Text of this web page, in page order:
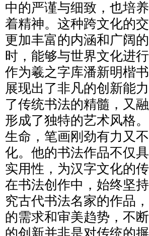
中的严谨与细致，也培
着精神。这种跨文化的
更加丰富的内涵和广阔
时，能够与世界文化进
作为羲之字库潘新明楷
展现出了非凡的创新能
了传统书法的精髓，又
形成了独特的艺术风格
生命，笔画刚劲有力又
化。他的书法作品不仅
实用性，为汉字文化的
在书法创作中，始终坚
究古代书法名家的作品
的需求和审美趋势，不